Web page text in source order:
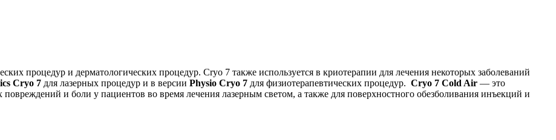
процедур и дерматологических процедур. Cryo 7 также используется в криотерапии для лечения некоторых заболеваний
Cryo 7 для лазерных процедур и в версии Physio Cryo 7 для физиотерапевтических процедур. Cryo 7 Cold Air — это
и боли у пациентов во время лечения лазерным светом, а также для поверхностного обезболивания инъекций и